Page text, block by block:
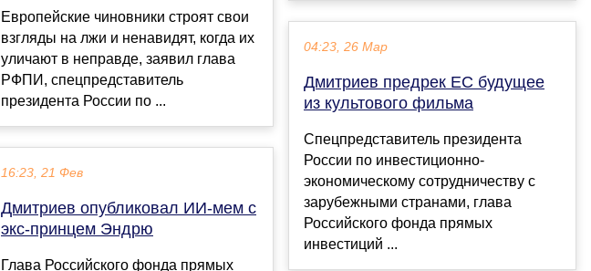
Европейские чиновники строят свои
взгляды на лжи и ненавидят, когда их
уличают в неправде, заявил глава
РФПИ, спецпредставитель
президента России по ...
16:23, 21 Фев
Дмитриев опубликовал ИИ-мем с
экс-принцем Эндрю
Глава Российского фонда прямых
04:23, 26 Мар
Дмитриев предрек ЕС будущее
из культового фильма
Спецпредставитель президента
России по инвестиционно-
экономическому сотрудничеству с
зарубежными странами, глава
Российского фонда прямых
инвестиций ...